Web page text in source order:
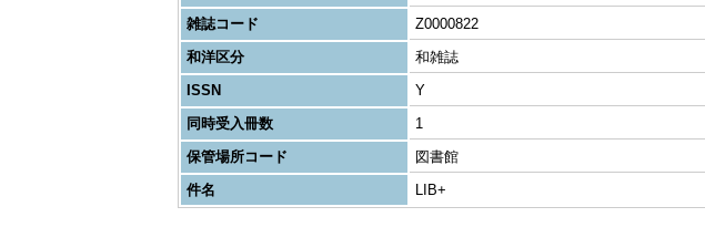
雑誌コード
Z0000822
和洋区分
和雑誌
ISSN
Y
同時受入冊数
1
保管場所コード
図書館
件名
LIB+